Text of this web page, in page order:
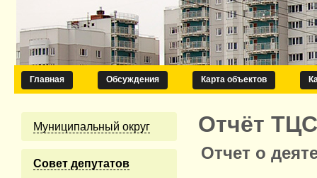
Главная Обсуждения Карта объектов
Муниципальный округ
Cовет депутатов
Отчёт
Отчет о